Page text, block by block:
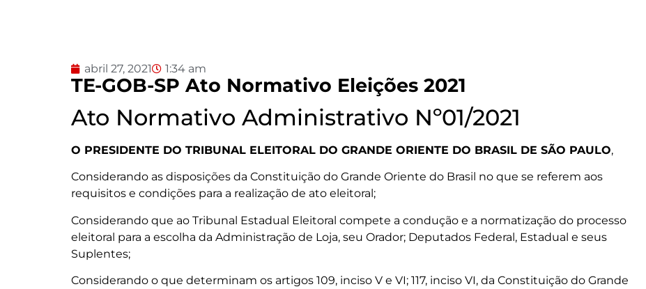
abril 27, 2021 1:34 am
TE-GOB-SP Ato Normativo Eleições 2021
Ato Normativo Administrativo Nº01/2021
O PRESIDENTE DO TRIBUNAL ELEITORAL DO GRANDE ORIENTE DO BRASIL DE SÃO PAULO,
Considerando as disposições da Constituição do Grande Oriente do Brasil no que se referem aos
requisitos e condições para a realização de ato eleitoral;
Considerando que ao Tribunal Estadual Eleitoral compete a condução e a normatização do processo
eleitoral para a escolha da Administração de Loja, seu Orador; Deputados Federal, Estadual e seus
Suplentes;
Considerando o que determinam os artigos 109, inciso V e VI; 117, inciso VI, da Constituição do Grande